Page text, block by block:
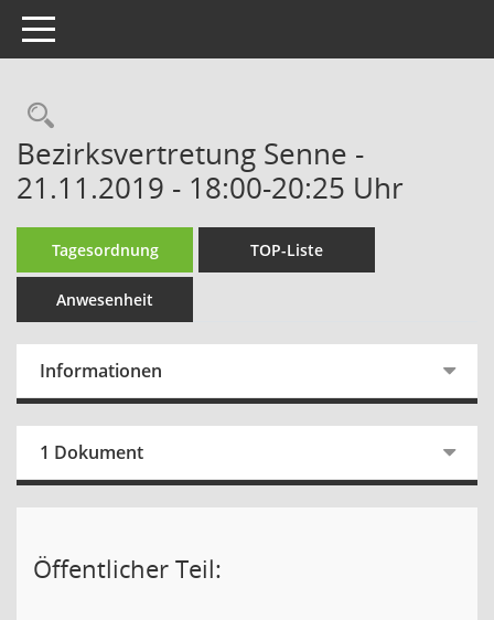
Toggle navigation
Rechercheauswahl
Bezirksvertretung Senne -
21.11.2019 - 18:00-20:25 Uhr
Tagesordnung TOP-Liste
Anwesenheit
Informationen
1 Dokument
Öffentlicher Teil: